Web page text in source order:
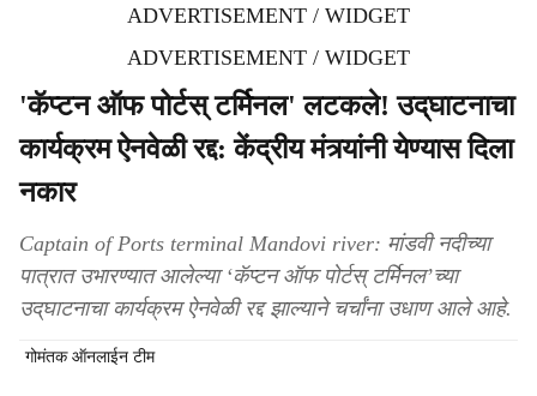
ADVERTISEMENT / WIDGET
ADVERTISEMENT / WIDGET
'कॅप्टन ऑफ पोर्टस्‌ टर्मिनल' लटकले! उद्‌घाटनाचा
कार्यक्रम ऐनवेळी रद्द: केंद्रीय मंत्र्यांनी येण्‍यास दिला
नकार
Captain of Ports terminal Mandovi river: मांडवी नदीच्या
पात्रात उभारण्यात आलेल्या ‘कॅप्टन ऑफ पोर्टस्‌ टर्मिनल’च्या
उद्‌घाटनाचा कार्यक्रम ऐनवेळी रद्द झाल्याने चर्चांना उधाण आले आहे.
गोमंतक ऑनलाईन टीम